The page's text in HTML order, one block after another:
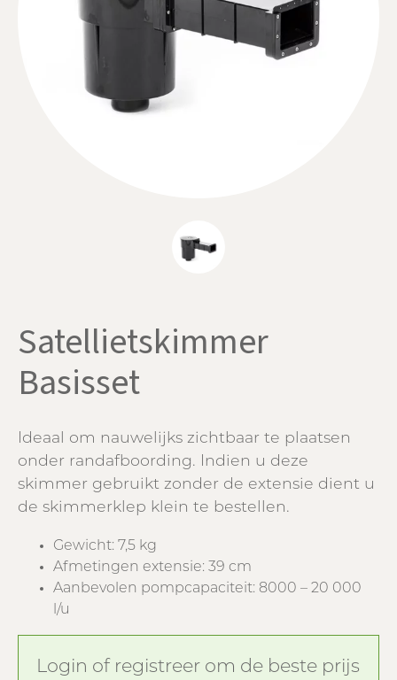
Satellietskimmer
Basisset
Ideaal om nauwelijks zichtbaar te plaatsen
onder randafboording. Indien u deze
skimmer gebruikt zonder de extensie dient u
de skimmerklep klein te bestellen.
Gewicht: 7,5 kg
Afmetingen extensie: 39 cm
Aanbevolen pompcapaciteit: 8000 – 20 000
l/u
Login of registreer om de beste prijs